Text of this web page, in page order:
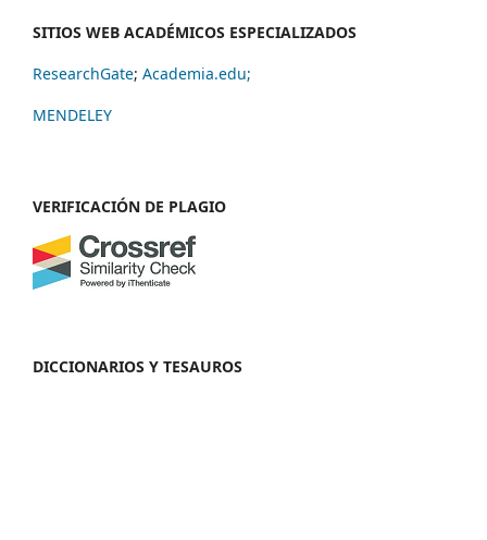
SITIOS WEB ACADÉMICOS ESPECIALIZADOS
ResearchGate; Academia.edu;
MENDELEY
VERIFICACIÓN DE PLAGIO
DICCIONARIOS Y TESAUROS